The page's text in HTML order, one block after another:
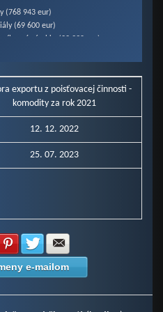
(768 943 eur)
(69 600 eur)
výrobky (22 990 eur)
zariadenia (17 946 eur)
(8 918 eur)
exportu z poisťovacej činnosti -
komodity za rok 2021
12. 12. 2022
25. 07. 2023
na Facebook
Zdielať na LinkedIn
Zdielať na Pinterest
Zdielať na Twitter
e-mailom